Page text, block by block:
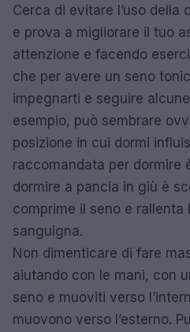
Cerca di evitare l’uso della
e prova a migliorare il tuo
attenzione e facendo
che per avere un seno
impegnarti e seguire
esempio, può sembrare
posizione in cui dormi
raccomandata per dormire
dormire a pancia in giù è
comprime il seno e rallenta
sanguigna.
Non dimenticare di fare
aiutando con le mani, con
seno e muoviti verso
muovono verso l’esterno.